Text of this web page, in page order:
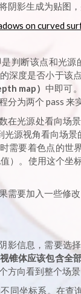
阴影生成为贴图
on curved
判断该点和光
深度是否小于该
map）中即可
分为两个 pass 来
在光源处看向场
源视角看向场景
需要着色点的世
）。使用这个坐
需要加入一些修改
影信息，需要选择
视锥体应该包含全
方向看到整个场
同坐标系。在查